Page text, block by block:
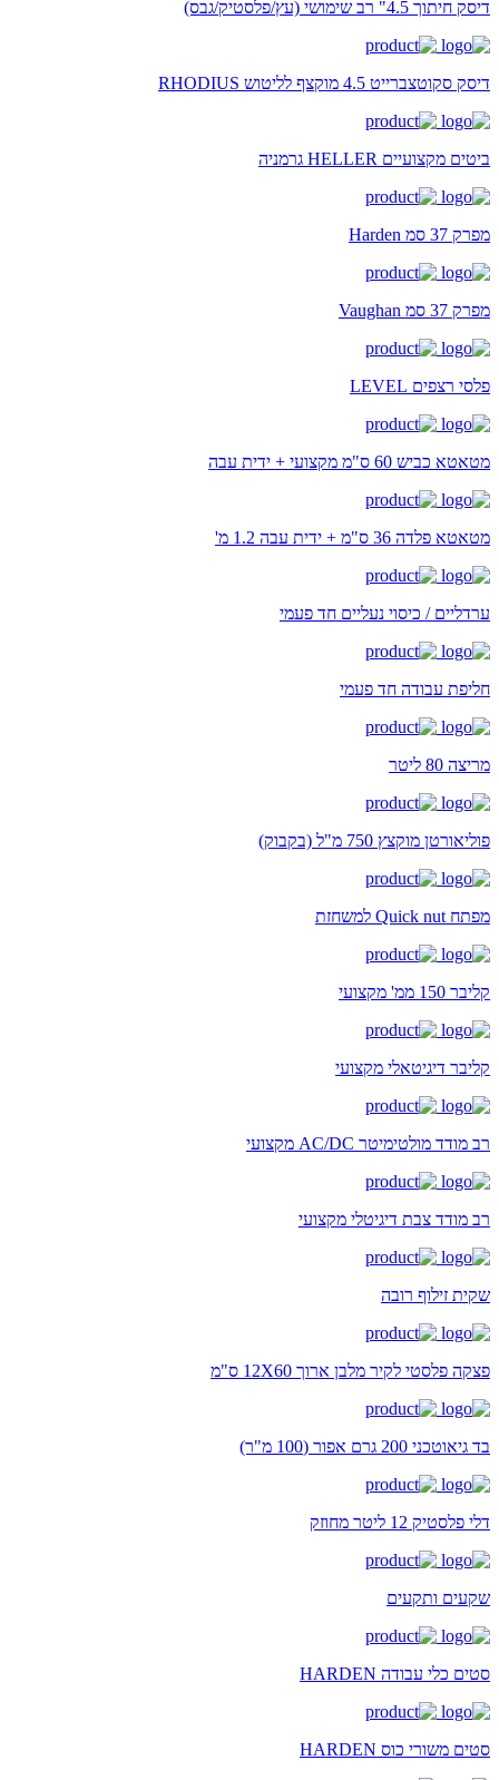
דיסק חיתוך 4.5" רב שימושי (עץ/פלסטיק/גבס)
דיסק סקוטצברייט 4.5 מוקצף לליטוש RHODIUS
ביטים מקצועיים HELLER גרמניה
מפרק 37 סמ Harden
מפרק 37 סמ Vaughan
פלסי רצפים LEVEL
מטאטא כביש 60 ס"מ מקצועי + ידית עבה
מטאטא פלדה 36 ס"מ + ידית עבה 1.2 מ'
ערדליים / כיסוי נעליים חד פעמי
חליפת עבודה חד פעמי
מריצה 80 ליטר
פוליאורטן מוקצץ 750 מ"ל (בקבוק)
מפתח Quick nut למשחזת
קליבר 150 ממ' מקצועי
קליבר דיגיטאלי מקצועי
רב מודד מולטימיטר AC/DC מקצועי
רב מודד צבת דיגיטלי מקצועי
שקית זילוף רובה
פצקה פלסטי לקיר מלבן ארוך 12X60 ס"מ
בד גיאוטכני 200 גרם אפור (100 מ"ר)
דלי פלסטיק 12 ליטר מחוזק
שקעים ותקעים
סטים כלי עבודה HARDEN
סטים משורי כוס HARDEN